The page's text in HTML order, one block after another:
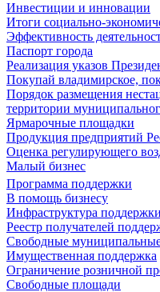
Инвестиции и инновации
Итоги социально-
Эффективность
Паспорт города
Реализация указов
Покупай владимирское,
Порядок размещения
территории
Ярмарочные площадки
Продукция предприятий
Оценка регулирующего
Малый бизнес
Программа поддержки
В помощь бизнесу
Инфраструктура поддержки
Реестр получателей
Свободные
Имущественная поддержка
Ограничение розничной
Свободные площади